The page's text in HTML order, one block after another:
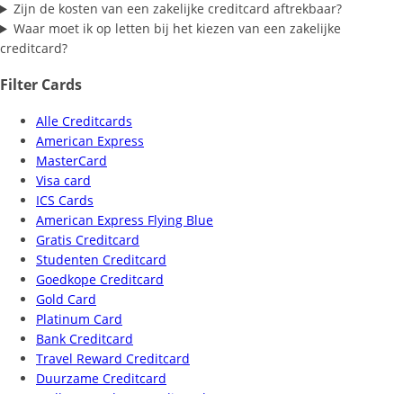
Zijn de kosten van een zakelijke creditcard aftrekbaar?
Waar moet ik op letten bij het kiezen van een zakelijke
creditcard?
Filter Cards
Alle Creditcards
American Express
MasterCard
Visa card
ICS Cards
American Express Flying Blue
Gratis Creditcard
Studenten Creditcard
Goedkope Creditcard
Gold Card
Platinum Card
Bank Creditcard
Travel Reward Creditcard
Duurzame Creditcard